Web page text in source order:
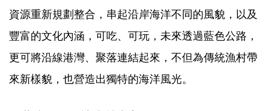
資源重新規劃整合，串起沿岸海洋不同的風貌，以及
豐富的文化內涵，可吃、可玩，未來透過藍色公路，
更可將沿線港灣、聚落連結起來，不但為傳統漁村帶
來新樣貌，也營造出獨特的海洋風光。